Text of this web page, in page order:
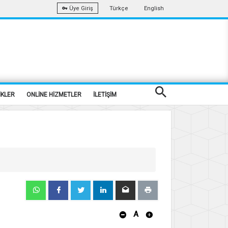
Üye Giriş Türkçe English
ONLİNE HİZMETLER İLETİŞİM
A